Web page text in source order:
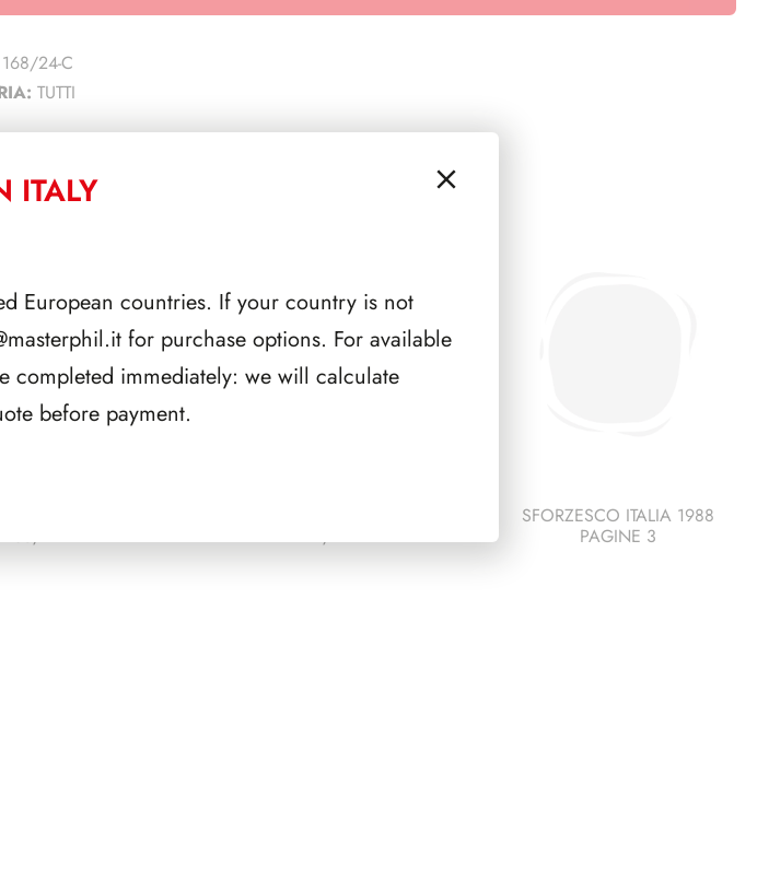
168/24-C
TUTTI
1971
1992/1999
SFORZESCO ITALIA 1988
PAGINE 3
ITALY
European countries. If your country is not
for purchase options. For available
completed immediately: we will calculate
before payment.